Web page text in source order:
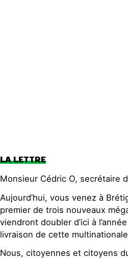
LA LETTRE
Monsieur Cédric O, secrétaire
Aujourd’hui, vous venez à
premier de trois nouveaux
viendront doubler d’ici à
livraison de cette
Nous, citoyennes et citoyens